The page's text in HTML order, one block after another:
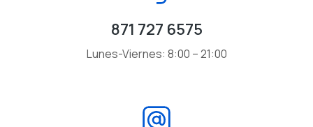
871 727 6575
Lunes-Viernes: 8:00 – 21:00